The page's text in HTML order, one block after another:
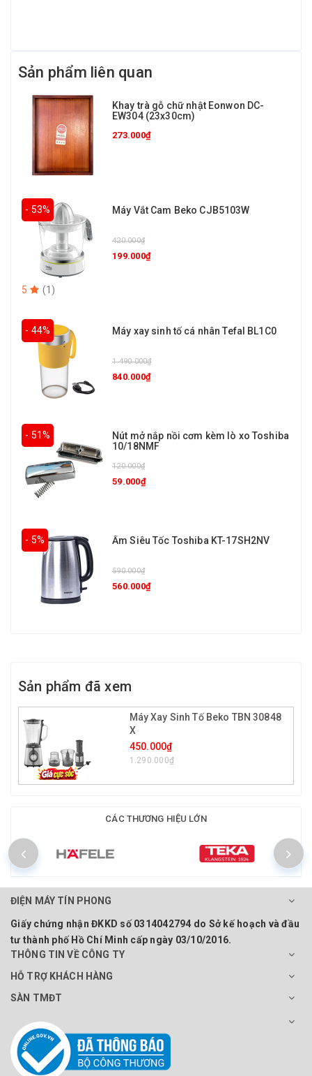
Sản phẩm liên quan
Khay trà gỗ chữ nhật Eonwon DC-
EW304 (23x30cm)
273.000₫
- 53% Máy Vắt Cam Beko CJB5103W
420.000₫
199.000₫
5 (1 )
- 44% Máy xay sinh tố cá nhân Tefal BL1C0
1.490.000₫
840.000₫
- 51%
Nút mở nắp nồi cơm kèm lò xo Toshiba
10/18NMF
120.000₫
59.000₫
- 5% Ấm Siêu Tốc Toshiba KT-17SH2NV
590.000₫
560.000₫
Sản phẩm đã xem
Máy Xay Sinh Tố Beko TBN 30848
X
450.000₫
1.290.000₫
CÁC THƯƠNG HIỆU LỚN
ĐIỆN MÁY TÍN PHONG
Giấy chứng nhận ĐKKD số 0314042794 do Sở kế hoạch và đầu
tư thành phố Hồ Chí Minh cấp ngày 03/10/2016.
THÔNG TIN VỀ CÔNG TY
HỖ TRỢ KHÁCH HÀNG
SÀN TMĐT